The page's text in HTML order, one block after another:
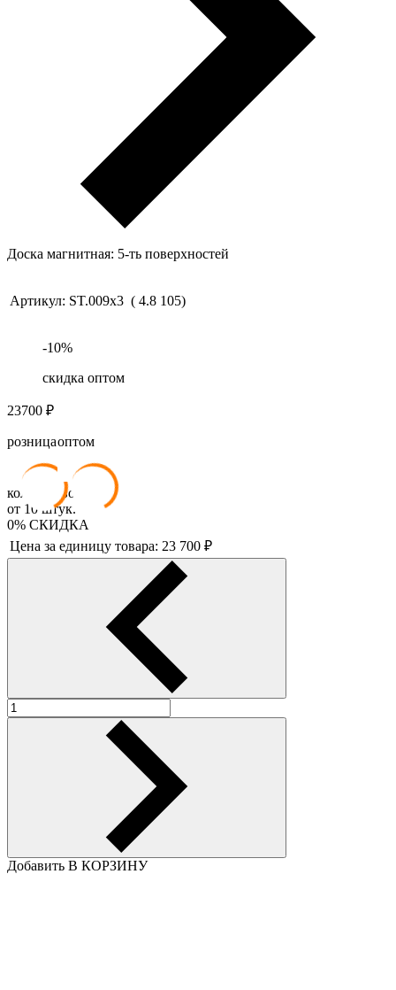
Доска магнитная: 5-ть поверхностей
Артикул: ST.009x3 ( 4.8 105)
-10%
скидка оптом
23700 ₽
розницаоптом
23 700 ₽ 21 330 ₽
ОПТОМ
количество
от 10 штук.
0% СКИДКА
Цена за единицу товара: 23 700 ₽
Добавить В КОРЗИНУ